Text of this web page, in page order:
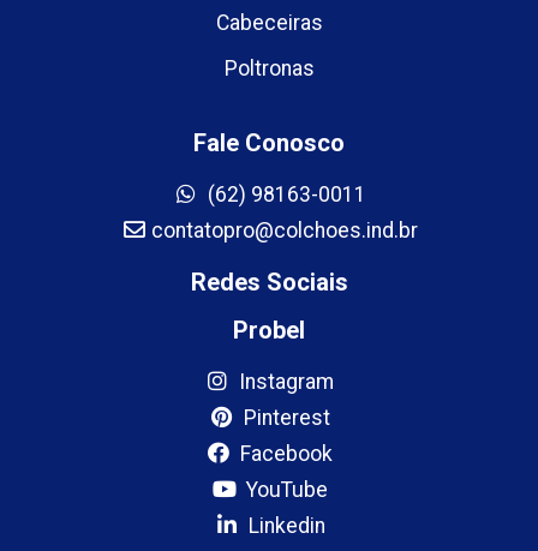
Cabeceiras
Poltronas
Fale Conosco
(62) 98163-0011
contatopro@colchoes.ind.br
Redes Sociais
Probel
Instagram
Pinterest
Facebook
YouTube
Linkedin